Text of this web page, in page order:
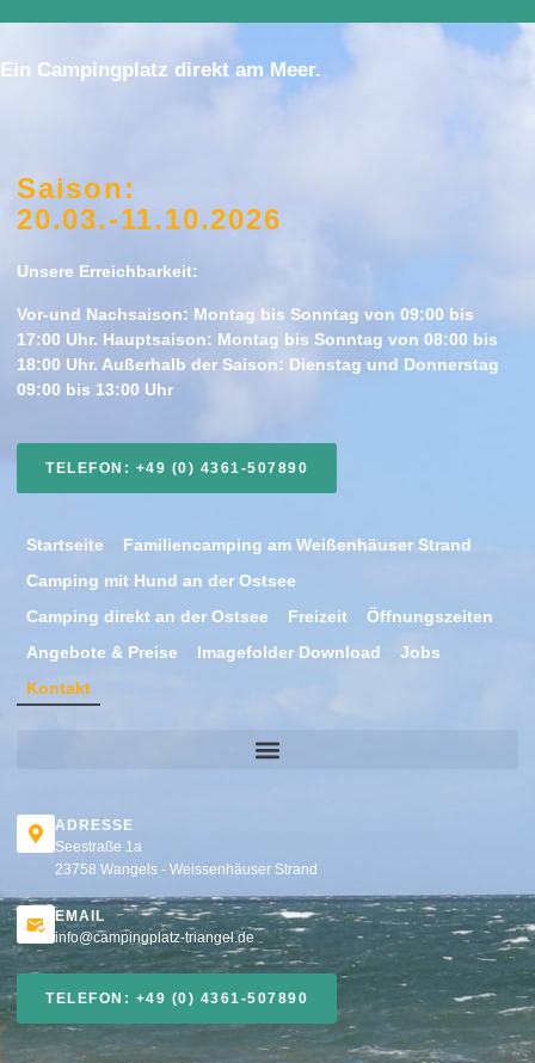
Ein Campingplatz direkt am Meer.
Saison:
20.03.-11.10.2026
Unsere Erreichbarkeit:
Vor-und Nachsaison: Montag bis Sonntag von 09:00 bis
17:00 Uhr. Hauptsaison: Montag bis Sonntag von 08:00 bis
18:00 Uhr. Außerhalb der Saison: Dienstag und Donnerstag
09:00 bis 13:00 Uhr
TELEFON: +49 (0) 4361-507890
Startseite
Familiencamping am Weißenhäuser Strand
Camping mit Hund an der Ostsee
Camping direkt an der Ostsee
Freizeit
Öffnungszeiten
Angebote & Preise
Imagefolder Download
Jobs
Kontakt
ADRESSE
Seestraße 1a
23758 Wangels - Weissenhäuser Strand
EMAIL
info@campingplatz-triangel.de
TELEFON: +49 (0) 4361-507890